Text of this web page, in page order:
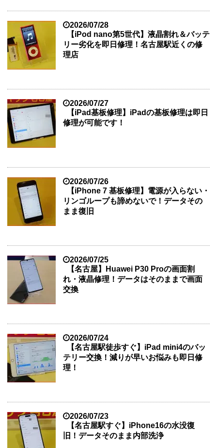
2026/07/28
【iPod nano第5世代】液晶割れ＆バッテ
リー劣化を即日修理！名古屋駅近くの修
理店
2026/07/27
【iPad基板修理】iPadの基板修理は即日
修理が可能です！
2026/07/26
【iPhone 7 基板修理】電源が入らない・
リンゴループも諦めないで！データその
まま復旧
2026/07/25
【名古屋】Huawei P30 Proの画面割
れ・液晶修理！データはそのままで画面
交換
2026/07/24
【名古屋駅徒歩すぐ】iPad mini4のバッ
テリー交換！減りが早いお悩みも即日修
理！
2026/07/23
【名古屋駅すぐ】iPhone16の水没復
旧！データそのまま内部洗浄